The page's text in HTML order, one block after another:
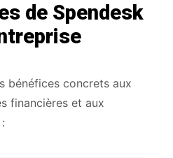
de Spendesk
bénéfices concrets aux
financières et aux